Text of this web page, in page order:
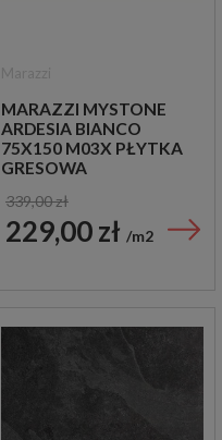
MARAZZI MYSTONE
ARDESIA BIANCO
75X150 M03X PŁYTKA
GRESOWA
339,00 zł
229,00 zł m2